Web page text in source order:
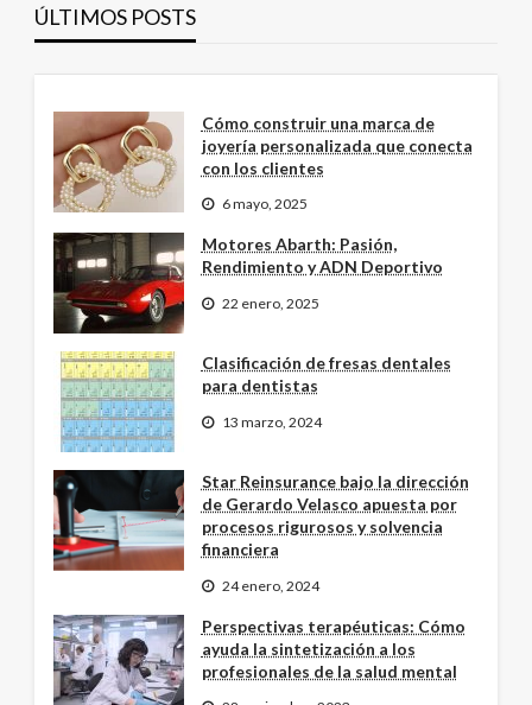
ÚLTIMOS POSTS
Cómo construir una marca de
joyería personalizada que conecta
con los clientes
6 mayo, 2025
Motores Abarth: Pasión,
Rendimiento y ADN Deportivo
22 enero, 2025
Clasificación de fresas dentales
para dentistas
13 marzo, 2024
Star Reinsurance bajo la dirección
de Gerardo Velasco apuesta por
procesos rigurosos y solvencia
financiera
24 enero, 2024
Perspectivas terapéuticas: Cómo
ayuda la sintetización a los
profesionales de la salud mental